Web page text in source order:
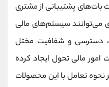
پشتیبانی از مشتری
سیستم‌های مالی
دسترسی و شفافیت مختل
مالی تحول ایجاد کرده
تعامل با این محصولات